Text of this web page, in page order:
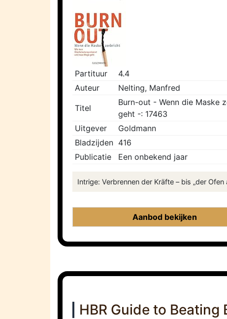
Partituur
4.4
Auteur
Nelting, Manfred
Titel
Burn-out - Wenn die Maske
geht -: 17463
Uitgever
Goldmann
Bladzijden 416
Publicatie
Een onbekend jaar
Intrige: Verbrennen der Kräfte – bis „der
Aanbod bekijken
HBR Guide to Beating